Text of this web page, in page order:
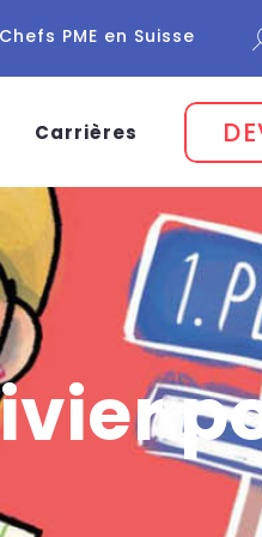
PME en Suisse
Carrières